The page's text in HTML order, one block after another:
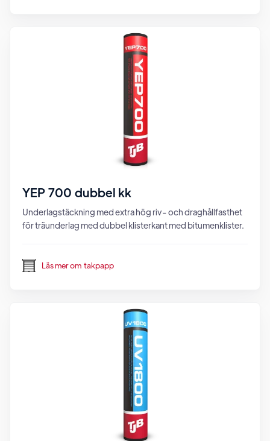
YEP 700 dubbel kk
Underlagstäckning med extra hög riv- och draghållfasthet
för träunderlag med dubbel klisterkant med bitumenklister.
Läs mer om takpapp